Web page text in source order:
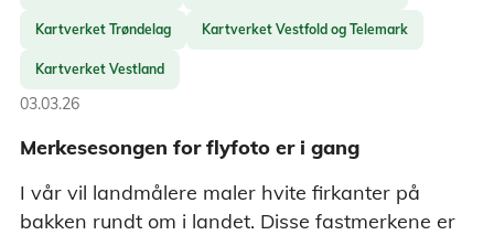
Kartverket Trøndelag Kartverket Vestfold og Telemark
Kartverket Vestland
03.03.26
Merkesesongen for flyfoto er i gang
I vår vil landmålere maler hvite firkanter på
bakken rundt om i landet. Disse fastmerkene er